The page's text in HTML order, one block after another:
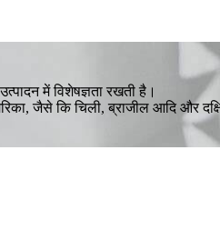
में विशेषज्ञता रखती है।
जैसे कि चिली, ब्राजील आदि और